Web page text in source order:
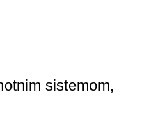
sistemom,